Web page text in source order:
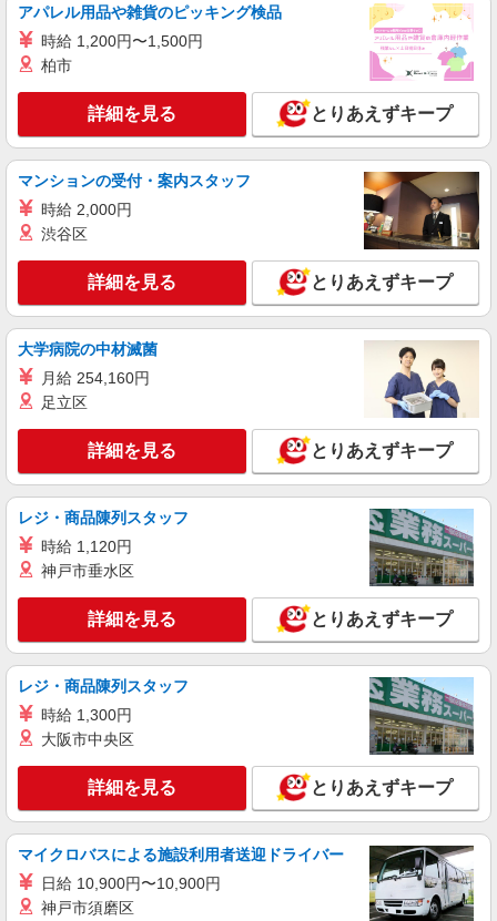
詳細を見る
正社員
株式会社アスカ 東京支店（jb451934）
私立認可保育園の保育士
月給 305,000円 〜 336,120円 ※給与幅は経
験・能力により考慮 賞与あり 交通費あり／全額支
給 281,000円〜（賞与対象額） キャリアアップ手
当：24,000円（東京都） (賞与) 年2回 計2か月分
（2025年度実績） ※業績、評価により変動しま
社宅・寮を利用しない場合は一律支給） ・配属行
政区によって手当が異なります。
■グローバルキッズ六郷保育園（私立認可保育
園） 東京都大田区仲六郷四丁目34番21号
キープ 詳細を見る
正社員
株式会社アスカ 東京支店（jb541811）
私立認可保育園の保育士
月給 265,000円 〜 340,000円 ※給与幅は経
験・能力により考慮 賞与あり 交通費あり／上限
25,000円/月 【内訳】 ◎基本給 190,000円〜
265,000円 ※経験加算あり （1年あたり3,000
円〜5,000円） ◎資格手当 10,000円 ◎経験加
算 1年ごとに5,000円 ◎処遇改善費 65,000円 ※
別途、一時金の支給あり（月9,000円前後）
■馬込ここわ保育園（私立認可保育園） 東京都
大田区南馬込１丁目１－６
キープ 詳細を見る
正社員
私立認可保育園の保育士
月給 265,000円 〜 322,000円 ※給与幅は経
験・能力により考慮 賞与あり 交通費あり／全額支
給 ●年収例 新卒入社4年目● 年収440万〜500万円
■このえ大森北保育園（私立認可保育園） 東京
詳細を見る
アパレル用品や雑貨のピッキング検品
時給 1,200円〜1,500円
柏市
詳細を見る とりあえずキープ
マンションの受付・案内スタッフ
時給 2,000円
渋谷区
詳細を見る とりあえずキープ
大学病院の中材滅菌
月給 254,160円
足立区
詳細を見る とりあえずキープ
レジ・商品陳列スタッフ
時給 1,120円
神戸市垂水区
詳細を見る とりあえずキープ
レジ・商品陳列スタッフ
時給 1,300円
大阪市中央区
詳細を見る とりあえずキープ
マイクロバスによる施設利用者送迎ドライバー
日給 10,900円〜10,900円
神戸市須磨区